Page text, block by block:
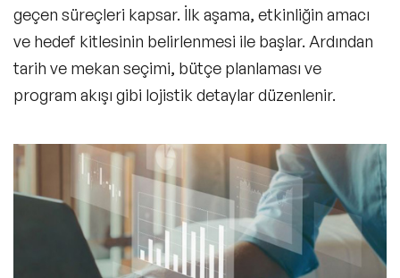
geçen süreçleri kapsar. İlk aşama, etkinliğin amacı
ve hedef kitlesinin belirlenmesi ile başlar. Ardından
tarih ve mekan seçimi, bütçe planlaması ve
program akışı gibi lojistik detaylar düzenlenir.